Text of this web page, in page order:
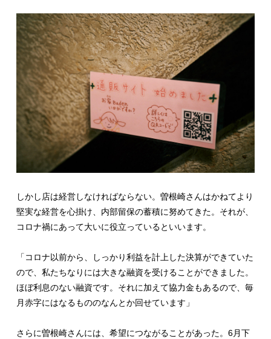
しかし店は経営しなければならない。曽根崎さんはかねてより
堅実な経営を心掛け、内部留保の蓄積に努めてきた。それが、
コロナ禍にあって大いに役立っているといいます。
「コロナ以前から、しっかり利益を計上した決算ができていた
ので、私たちなりには大きな融資を受けることができました。
ほぼ利息のない融資です。それに加えて協力金もあるので、毎
月赤字にはなるもののなんとか回せています」
さらに曽根崎さんには、希望につながることがあった。6月下